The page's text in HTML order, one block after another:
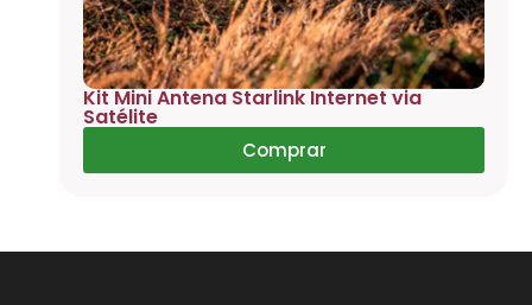
Kit Mini Antena Starlink Internet via
Satélite
Comprar